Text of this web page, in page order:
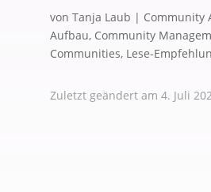
von Tanja Laub | Community
Aufbau, Community
Communities, Lese-
Zuletzt geändert am 4. Juli